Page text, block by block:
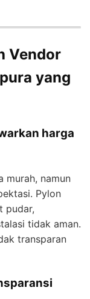
Vendor
yang
harga
murah, namun
Pylon
pudar,
tidak aman.
transparan